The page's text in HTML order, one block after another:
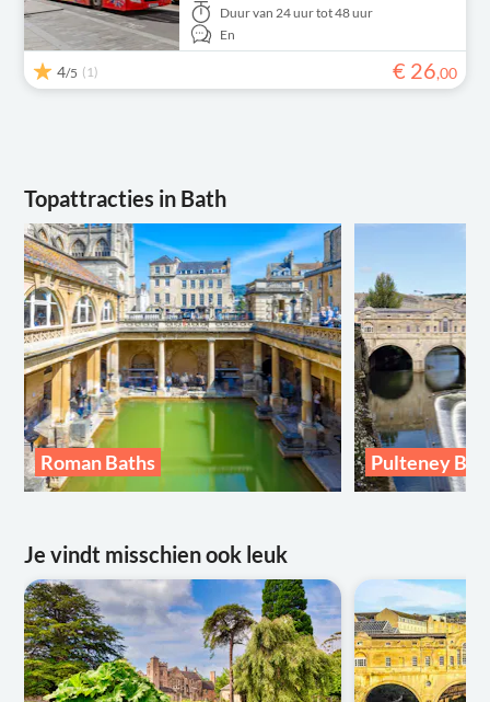
Duurvan 24 uur tot 48 uur
En
4/5 (1) € 26,00
Topattracties in Bath
Roman Baths Pulteney
Je vindt misschien ook leuk